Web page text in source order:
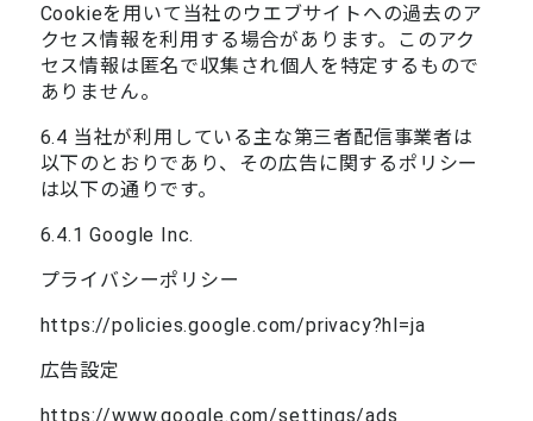
Cookieを用いて当社のウエブサイトへの過去のア
クセス情報を利用する場合があります。このアク
セス情報は匿名で収集され個人を特定するもので
ありません。
6.4 当社が利用している主な第三者配信事業者は
以下のとおりであり、その広告に関するポリシー
は以下の通りです。
6.4.1 Google Inc.
プライバシーポリシー
https://policies.google.com/privacy?hl=ja
広告設定
https://www.google.com/settings/ads